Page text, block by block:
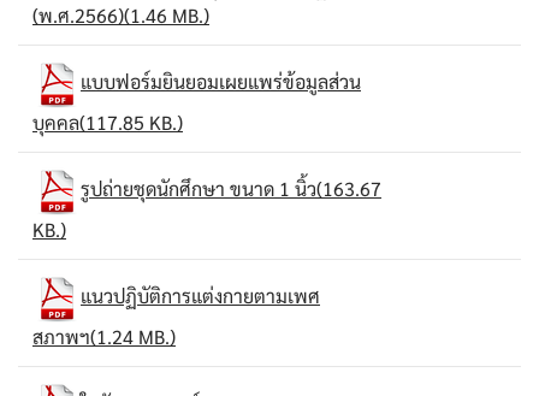
(พ.ศ.2566)(1.46 MB.)
แบบฟอร์มยินยอมเผยแพร่ข้อมูลส่วน
บุคคล(117.85 KB.)
รูปถ่ายชุดนักศึกษา ขนาด 1 นิ้ว(163.67
KB.)
แนวปฏิบัติการแต่งกายตามเพศ
สภาพฯ(1.24 MB.)